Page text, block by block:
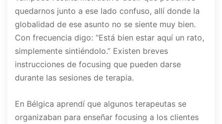
quedarnos junto a ese lado confuso, allí donde la
globalidad de ese asunto no se siente muy bien.
Con frecuencia digo: “Está bien estar aquí un rato,
simplemente sintiéndolo.” Existen breves
instrucciones de focusing que pueden darse
durante las sesiones de terapia.
En Bélgica aprendí que algunos terapeutas se
organizaban para enseñar focusing a los clientes